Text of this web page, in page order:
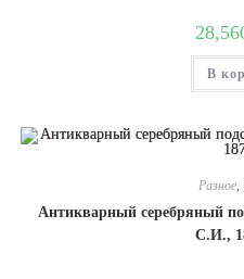
В
Разное,
Антикварный серебряный
С.И.,